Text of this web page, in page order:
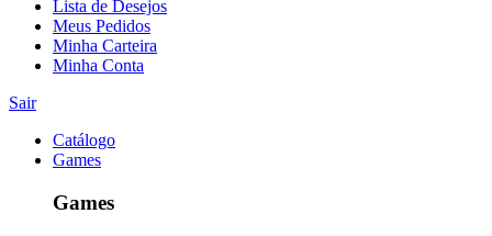
Lista de Desejos
Meus Pedidos
Minha Carteira
Minha Conta
Sair
Catálogo
Games
Games